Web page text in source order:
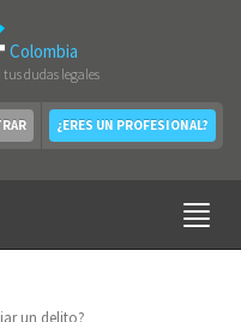
Colombia
tus dudas legales
¿ERES UN PROFESIONAL?
un delito?